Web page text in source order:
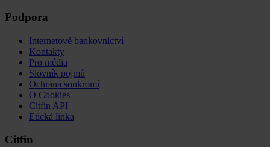
Podpora
Internetové bankovnictví
Kontakty
Pro média
Slovník pojmů
Ochrana soukromí
O Cookies
Citfin API
Etická linka
Citfin